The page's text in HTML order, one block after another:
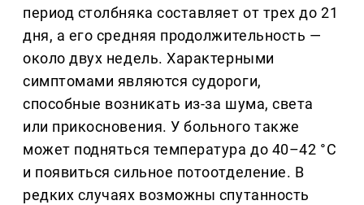
период столбняка составляет от трех до 21
дня, а его средняя продолжительность —
около двух недель. Характерными
симптомами являются судороги,
способные возникать из-за шума, света
или прикосновения. У больного также
может подняться температура до 40–42 °С
и появиться сильное потоотделение. В
редких случаях возможны спутанность